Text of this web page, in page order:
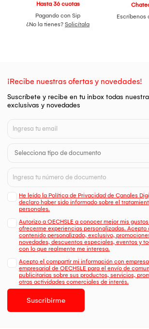
Hasta 36 cuotas
Pagando con Sip
¿No la tienes? Solicítala
Escríbenos
¡Recibe nuestras ofertas y novedades!
Suscríbete y recibe en tu inbox todas
exclusivas y novedades
He leído la Política de Privacidad de Canales
declaro haber sido informado sobre el
personales.
Autorizo a OECHSLE a conocer mejor mis
ofrecerme experiencias personalizadas. Acepto
contenido personalizado, exclusivo,
novedades, descuentos especiales, eventos y
con lo que realmente me interesa.
Acepto el compartir mi información con
empresarial de OECHSLE para el envío de
publicitarias sobre sus productos, servicios,
otras actividades comerciales de interés.
Suscribirme